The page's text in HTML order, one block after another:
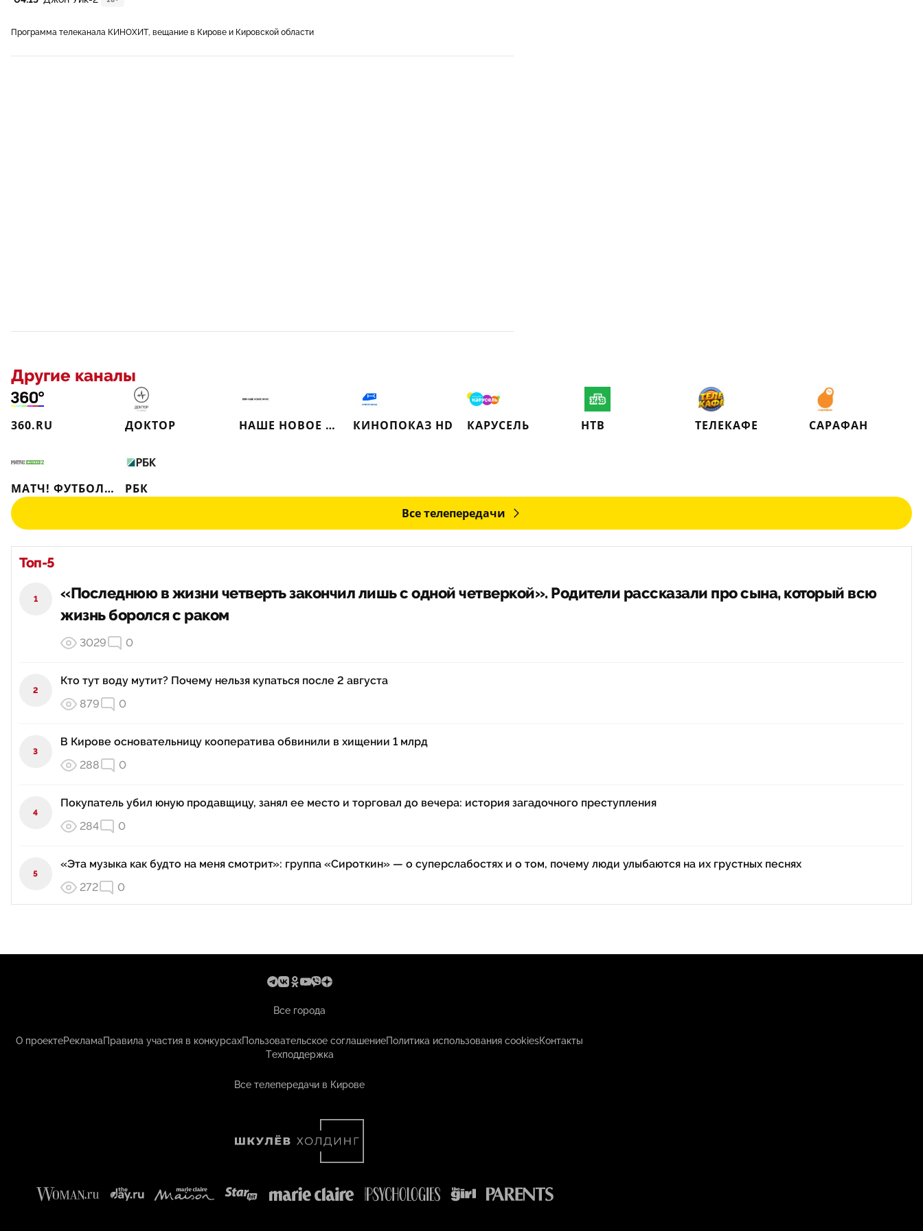
Программа телеканала КИНОХИТ, вещание в Кирове и Кировской области
Другие каналы
360.RU ДОКТОР НАШЕ НОВОЕ КИНО КИНОПОКАЗ HD КАРУСЕЛЬ НТВ ТЕЛЕКАФЕ САРАФАН
МАТЧ! ФУТБОЛ 2
РБК
Все телепередачи
Топ-5
1
«Последнюю в жизни четверть закончил лишь с одной четверкой». Родители рассказали про сына, который всю
жизнь боролся с раком
3029 0
2
Кто тут воду мутит? Почему нельзя купаться после 2 августа
879
0
3
В Кирове основательницу кооператива обвинили в хищении 1 млрд
288
0
4
Покупатель убил юную продавщицу, занял ее место и торговал до вечера: история загадочного преступления
284
0
5
«Эта музыка как будто на меня смотрит»: группа «Сироткин» — о суперслабостях и о том, почему люди улыбаются на их грустных песнях
272
0
Все города
О проектеРекламаПравила участия в конкурсахПользовательское соглашениеПолитика использования cookiesКонтакты
Техподдержка
Все телепередачи в Кирове